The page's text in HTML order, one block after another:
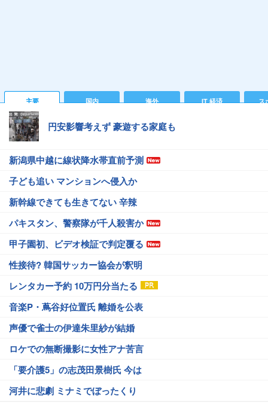
主要 国内 海外 IT 経済 ス
円安影響考えず 豪遊する家庭も
新潟県中越に線状降水帯直前予測
子ども追い マンションへ侵入か
新幹線できても生きてない 辛辣
パキスタン、警察隊が千人殺害か
甲子園初、ビデオ検証で判定覆る
性接待? 韓国サッカー協会が釈明
レンタカー予約 10万円分当たる
音楽P・蔦谷好位置氏 離婚を公表
声優で雀士の伊達朱里紗が結婚
ロケでの無断撮影に女性アナ苦言
「要介護5」の志茂田景樹氏 今は
河井に悲劇 ミナミでぼったくり